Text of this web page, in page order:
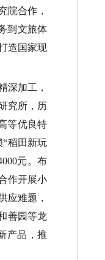
院合作，
到文旅体
造国家现
深加工，
究所，历
等优良特
“稻田新玩
元。布
作开展小
应难题，
善园等龙
产品，推